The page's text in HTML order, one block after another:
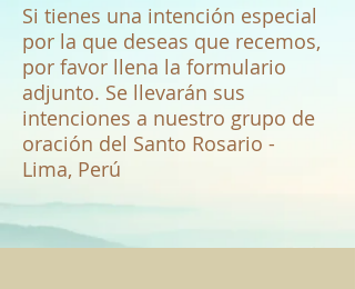
Si tienes una intención especial
por la que deseas que recemos,
por favor llena la formulario
adjunto. Se llevarán sus
intenciones a nuestro grupo de
oración del Santo Rosario -
Lima, Perú